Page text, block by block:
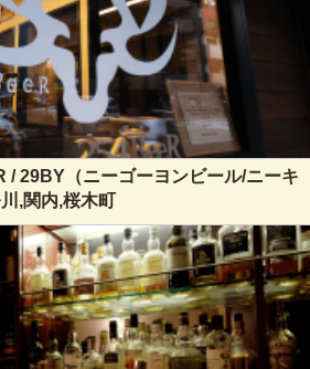
/ 29BY（ニーゴーヨンビール/ニーキ
,関内,桜木町